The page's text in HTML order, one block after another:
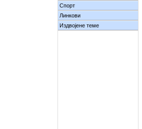
Спорт
Линкови
Издвојене теме